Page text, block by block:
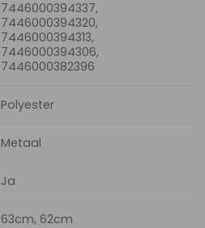
7446000394337,
7446000394320,
7446000394313,
7446000394306,
7446000382396
Polyester
Metaal
Ja
63cm, 62cm